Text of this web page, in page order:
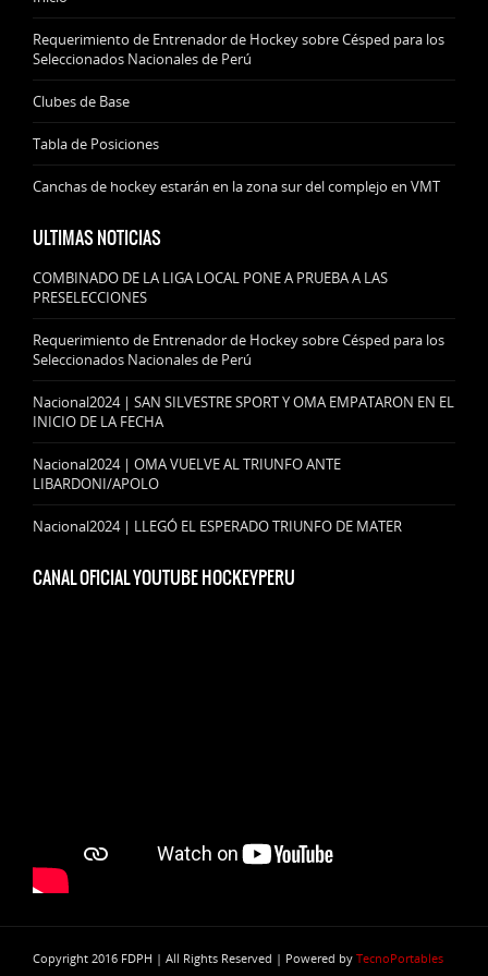
Requerimiento de Entrenador de Hockey sobre Césped para los
Seleccionados Nacionales de Perú
Clubes de Base
Tabla de Posiciones
Canchas de hockey estarán en la zona sur del complejo en VMT
ULTIMAS NOTICIAS
COMBINADO DE LA LIGA LOCAL PONE A PRUEBA A LAS
PRESELECCIONES
Requerimiento de Entrenador de Hockey sobre Césped para los
Seleccionados Nacionales de Perú
Nacional2024 | SAN SILVESTRE SPORT Y OMA EMPATARON EN EL
INICIO DE LA FECHA
Nacional2024 | OMA VUELVE AL TRIUNFO ANTE
LIBARDONI/APOLO
Nacional2024 | LLEGÓ EL ESPERADO TRIUNFO DE MATER
CANAL OFICIAL YOUTUBE HOCKEYPERU
Copyright 2016 FDPH | All Rights Reserved | Powered by TecnoPortables